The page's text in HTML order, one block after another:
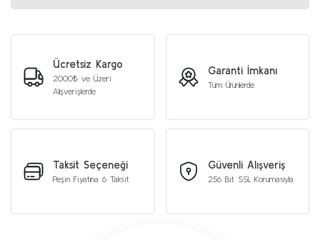
Ücretsiz Kargo
2000₺ ve Üzeri
Alışverişlerde
Garanti İmkanı
Tüm Ürünlerde
Taksit Seçeneği
Peşin Fiyatına 6 Taksit
Güvenli Alışveriş
256 Bit SSL Korumasıyla